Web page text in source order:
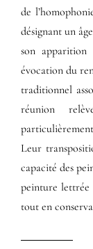
de
désignant un
son apparition
évocation du
traditionnel
réunion
Leur
capacité des
peinture lettrée
tout en